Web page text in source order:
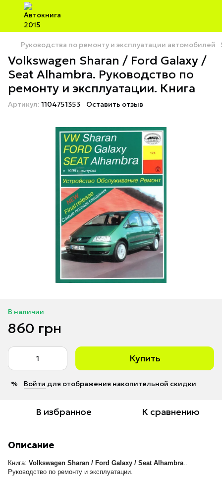
Руководства по ремонту и эксплуатации автомобилей
Volkswagen Sharan / Ford Galaxy /
Seat Alhambra. Руководство по
ремонту и эксплуатации. Книга
Артикул: 1104751353 Оставить отзыв
В наличии
860 грн
Купить
% Войти для отображения накопительной скидки
В избранное К сравнению
Описание
Книга: Volkswagen Sharan / Ford Galaxy / Seat Alhambra
Руководство по ремонту и эксплуатации.